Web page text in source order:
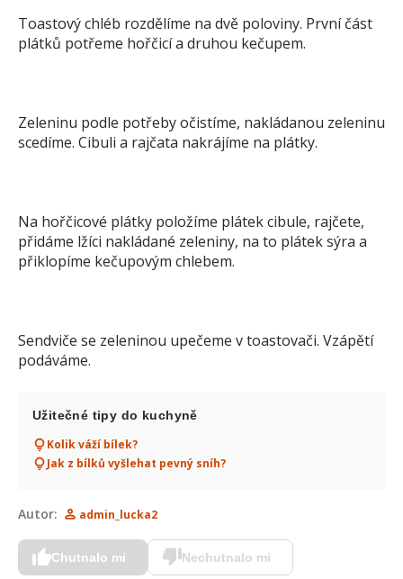
Toastový chléb rozdělíme na dvě poloviny. První část
plátků potřeme hořčicí a druhou kečupem.
Zeleninu podle potřeby očistíme, nakládanou zeleninu
scedíme. Cibuli a rajčata nakrájíme na plátky.
Na hořčicové plátky položíme plátek cibule, rajčete,
přidáme lžíci nakládané zeleniny, na to plátek sýra a
přiklopíme kečupovým chlebem.
Sendviče se zeleninou upečeme v toastovači. Vzápětí
podáváme.
Užitečné tipy do kuchyně
Kolik váží bílek?
Jak z bílků vyšlehat pevný sníh?
Autor: admin_lucka2
Chutnalo mi Nechutnalo mi